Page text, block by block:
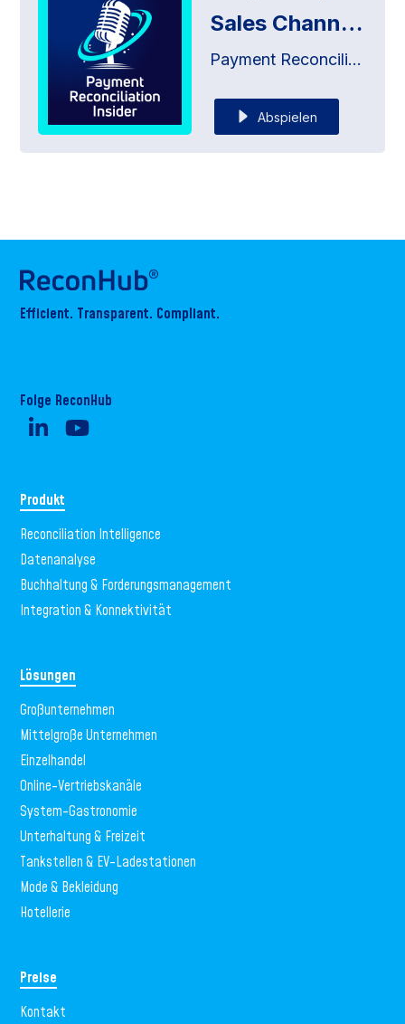
Sales Channels Simplified: Mastering E-Commerce Payments
Payment Reconciliation Insider
Abspielen
Efficient. Transparent. Compliant.
Folge ReconHub
Produkt
Reconciliation Intelligence
Datenanalyse
Buchhaltung & Forderungsmanagement
Integration & Konnektivität
Lösungen
Großunternehmen
Mittelgroße Unternehmen
Einzelhandel
Online-Vertriebskanäle
System-Gastronomie
Unterhaltung & Freizeit
Tankstellen & EV-Ladestationen
Mode & Bekleidung
Hotellerie
Preise
Kontakt